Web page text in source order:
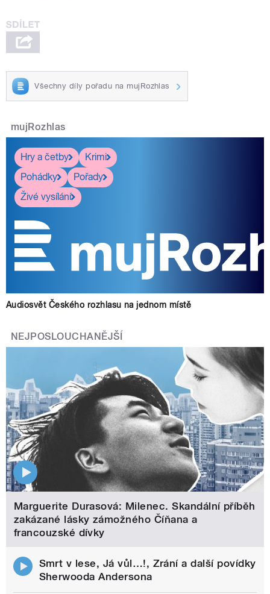
Všechny díly pořadu na mujRozhlas
mujRozhlas
Hry a četby
Krimi
Pohádky
Pořady
Živé vysílání
Audiosvět Českého rozhlasu na jednom místě
NEJPOSLOUCHANĚJŠÍ
Marguerite Durasová: Milenec. Skandální příběh
zakázané lásky zámožného Číňana a
francouzské dívky
Smrt v lese, Já vůl…!, Zrání a další povídky
Sherwooda Andersona